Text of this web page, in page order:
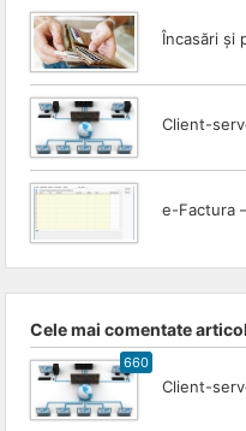
Încasări și
Client-
e-Factura
Cele mai comentate
660
Client-